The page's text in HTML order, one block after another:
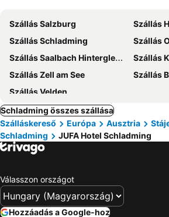
Szállás Salzburg
Szállás
Szállás Schladming
Szállás
Szállás Saalbach Hinterglemm
Szállás
Szállás Zell am See
Szállás
Szállás Velden
Schladming összes szállása
Szálláskereső
Európa Ausztria
Schladming
JUFA Hotel Schladming
Válasszon országot
Hozzáadás a Google-hoz